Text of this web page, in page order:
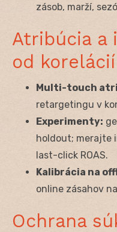
zásob, marží,
Atribúcia a
od
Multi-touch
retargetingu v
Experimenty:
holdout; merajte
last-click ROAS.
Kalibrácia na
online zásahov
Ochrana